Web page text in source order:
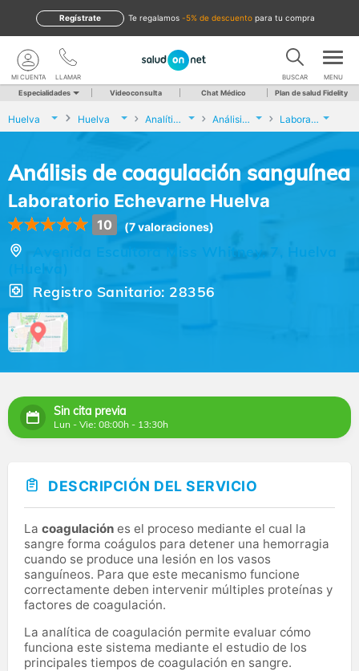
te regalamos -5% de descuento para tu compra
Regístrate
LLAMAR
MI CUENTA BUSCAR MENU
Especialidades Videoconsulta Chat Médico Plan de salud Fidelity
Huelva Huelva Analíticas y Genética Análisis de coagulación sanguínea Laboratorio Echevarne Huelva
Análisis de coagulación sanguínea
Laboratorio Echevarne Huelva
10 (7 valoraciones)
Avenida Escultora Miss Whitney, 7, Huelva
(Huelva)
Registro Sanitario: 28356
Sin cita previa
Lun - Vie: 08:00h - 13:30h
DESCRIPCIÓN DEL SERVICIO
La coagulación es el proceso mediante el cual la
sangre forma coágulos para detener una hemorragia
cuando se produce una lesión en los vasos
sanguíneos. Para que este mecanismo funcione
correctamente deben intervenir múltiples proteínas y
factores de coagulación.
La analítica de coagulación permite evaluar cómo
funciona este sistema mediante el estudio de los
principales tiempos de coagulación en sangre.